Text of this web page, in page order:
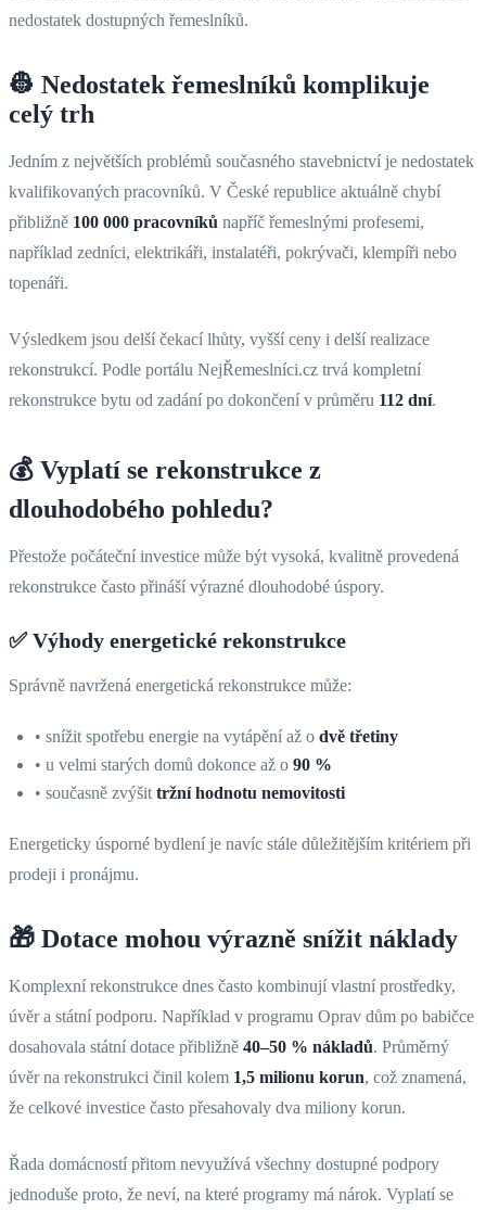
nedostatek dostupných řemeslníků.
👷 Nedostatek řemeslníků komplikuje
celý trh
Jedním z největších problémů současného stavebnictví je nedostatek
kvalifikovaných pracovníků. V České republice aktuálně chybí
přibližně 100 000 pracovníků napříč řemeslnými profesemi,
například zedníci, elektrikáři, instalatéři, pokrývači, klempíři nebo
topenáři.
Výsledkem jsou delší čekací lhůty, vyšší ceny i delší realizace
rekonstrukcí. Podle portálu NejŘemeslníci.cz trvá kompletní
rekonstrukce bytu od zadání po dokončení v průměru 112 dní.
💰 Vyplatí se rekonstrukce z
dlouhodobého pohledu?
Přestože počáteční investice může být vysoká, kvalitně provedená
rekonstrukce často přináší výrazné dlouhodobé úspory.
✅ Výhody energetické rekonstrukce
Správně navržená energetická rekonstrukce může:
• snížit spotřebu energie na vytápění až o dvě třetiny
• u velmi starých domů dokonce až o 90 %
• současně zvýšit tržní hodnotu nemovitosti
Energeticky úsporné bydlení je navíc stále důležitějším kritériem při
prodeji i pronájmu.
🎁 Dotace mohou výrazně snížit náklady
Komplexní rekonstrukce dnes často kombinují vlastní prostředky,
úvěr a státní podporu. Například v programu Oprav dům po babičce
dosahovala státní dotace přibližně 40–50 % nákladů. Průměrný
úvěr na rekonstrukci činil kolem 1,5 milionu korun, což znamená,
že celkové investice často přesahovaly dva miliony korun.
Řada domácností přitom nevyužívá všechny dostupné podpory
jednoduše proto, že neví, na které programy má nárok. Vyplatí se